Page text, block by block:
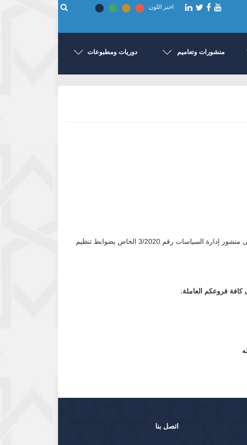
اختر اللون
منشورات وتعاميم دوريات ومطبوعات
عملاً بسلطات محافظ بنك السودان المركزي بموجب المادة (20) من لائحة تنظيم التعامل بالنقد لسنة 2013م ، وبالإشارة إلى منشور إدارة السياسات رقم 3/2020 الخاص بضوابط تنظيم
فروعكم العاملة.
اتصل بنا